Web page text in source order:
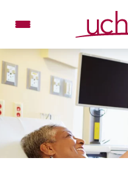
contenido
Médicos
Ubicaciones
Atención de urgencia